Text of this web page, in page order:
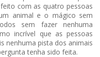
com as quatro pessoas
animal e o mágico sem
sem fazer nenhuma
incrível que as pessoas
nenhuma pista dos animais
tenha sido feita.